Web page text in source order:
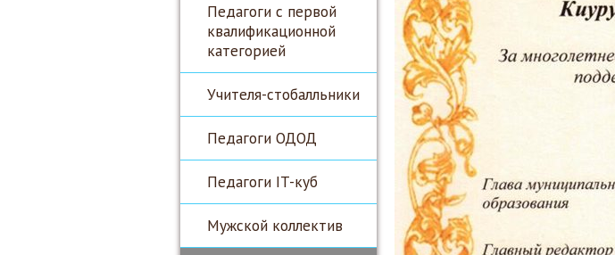
Педагоги с первой
квалификационной
категорией
Учителя-стобалльники
Педагоги ОДОД
Педагоги IT-куб
Мужской коллектив